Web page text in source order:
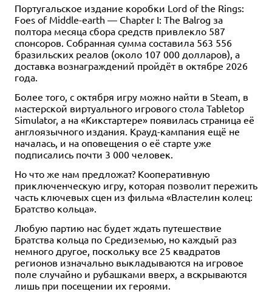
Португальское издание коробки Lord of the Rings:
Foes of Middle-earth — Chapter I: The Balrog за
полтора месяца сбора средств привлекло 587
спонсоров. Собранная сумма составила 563 556
бразильских реалов (около 107 000 долларов), а
доставка вознаграждений пройдёт в октябре 2026
года.
Более того, с октября игру можно найти в Steam, в
мастерской виртуального игрового стола Tabletop
Simulator, а на «Кикстартере» появилась страница её
англоязычного издания. Крауд-кампания ещё не
началась, и на оповещения о её старте уже
подписались почти 3 000 человек.
Но что же нам предложат? Кооперативную
приключенческую игру, которая позволит пережить
часть ключевых сцен из фильма «Властелин колец:
Братство кольца».
Любую партию нас будет ждать путешествие
Братства кольца по Средиземью, но каждый раз
немного другое, поскольку все 25 квадратов
регионов изначально выкладываются на игровое
поле случайно и рубашками вверх, а вскрываются
лишь при посещении их героями.